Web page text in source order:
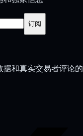
订阅
据和真实交易者评论